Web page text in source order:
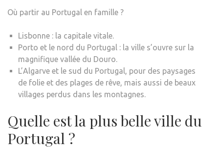
Où partir au Portugal en famille ?
Lisbonne : la capitale vitale.
Porto et le nord du Portugal : la ville s’ouvre sur la
magnifique vallée du Douro.
L’Algarve et le sud du Portugal, pour des paysages
de folie et des plages de rêve, mais aussi de beaux
villages perdus dans les montagnes.
Quelle est la plus belle ville du
Portugal ?